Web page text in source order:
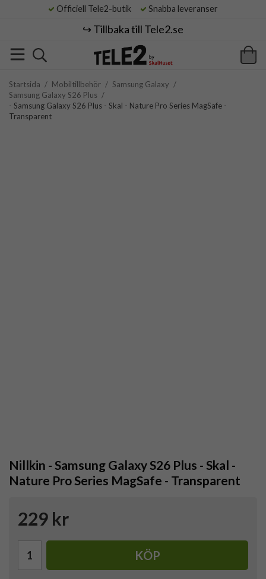
Officiell Tele2-butik Snabba leveranser
↪️ Tillbaka till Tele2.se
Startsida / Mobiltillbehör / Samsung Galaxy /
Samsung Galaxy S26 Plus /
- Samsung Galaxy S26 Plus - Skal - Nature Pro Series MagSafe -
Transparent
Nillkin - Samsung Galaxy S26 Plus - Skal -
Nature Pro Series MagSafe - Transparent
229 kr
KÖP